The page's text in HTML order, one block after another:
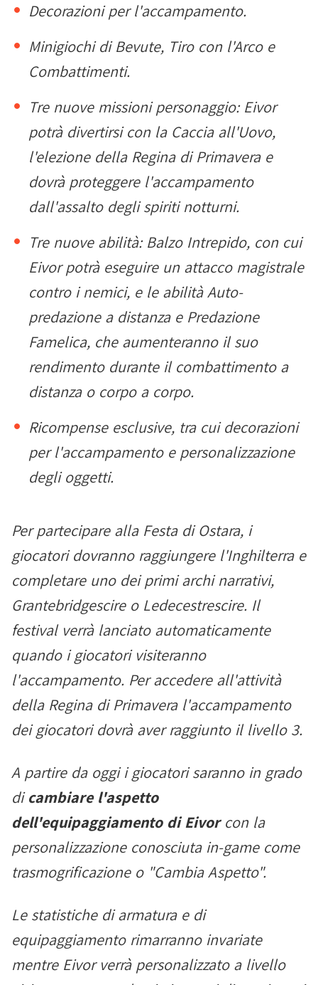
Decorazioni per l'accampamento.
Minigiochi di Bevute, Tiro con l'Arco e
Combattimenti.
Tre nuove missioni personaggio: Eivor
potrà divertirsi con la Caccia all'Uovo,
l'elezione della Regina di Primavera e
dovrà proteggere l'accampamento
dall'assalto degli spiriti notturni.
Tre nuove abilità: Balzo Intrepido, con cui
Eivor potrà eseguire un attacco magistrale
contro i nemici, e le abilità Auto-
predazione a distanza e Predazione
Famelica, che aumenteranno il suo
rendimento durante il combattimento a
distanza o corpo a corpo.
Ricompense esclusive, tra cui decorazioni
per l'accampamento e personalizzazione
degli oggetti.
Per partecipare alla Festa di Ostara, i
giocatori dovranno raggiungere l'Inghilterra e
completare uno dei primi archi narrativi,
Grantebridgescire o Ledecestrescire. Il
festival verrà lanciato automaticamente
quando i giocatori visiteranno
l'accampamento. Per accedere all'attività
della Regina di Primavera l'accampamento
dei giocatori dovrà aver raggiunto il livello 3.
A partire da oggi i giocatori saranno in grado
dicambiare l'aspetto
dell'equipaggiamento di Eivorcon la
personalizzazione conosciuta in-game come
trasmogrificazione o "Cambia Aspetto".
Le statistiche di armatura e di
equipaggiamento rimarranno invariate
mentre Eivor verrà personalizzato a livello